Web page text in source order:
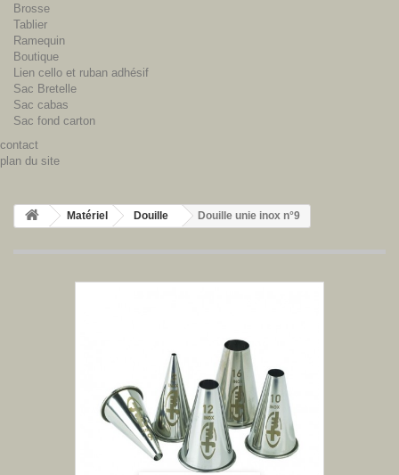
Brosse
Tablier
Ramequin
Boutique
Lien cello et ruban adhésif
Sac Bretelle
Sac cabas
Sac fond carton
contact
plan du site
Matériel Douille Douille unie inox n°9